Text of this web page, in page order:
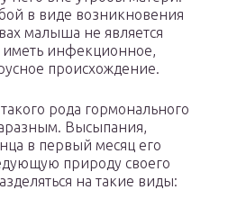
в виде возникновения
малыша не является
инфекционное,
происхождение.
рода гормонального
Высыпания,
в первый месяц его
природу своего
на такие виды: